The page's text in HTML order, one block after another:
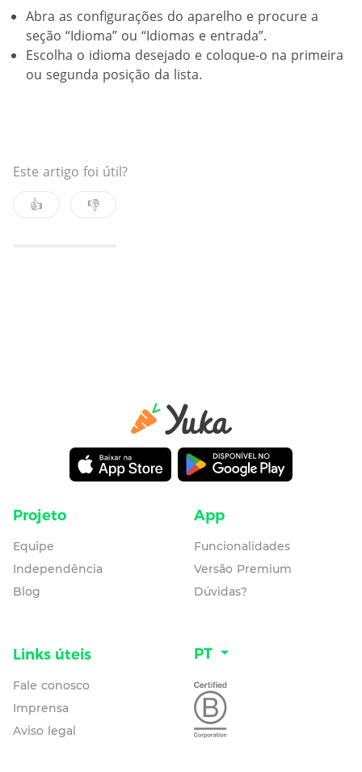
Abra as configurações do aparelho e procure a
seção “Idioma” ou “Idiomas e entrada”.
Escolha o idioma desejado e coloque-o na primeira
ou segunda posição da lista.
Este artigo foi útil?
👍
👎
Projeto
Equipe
Independência
Blog
App
Funcionalidades
Versão Premium
Dúvidas?
Links úteis
Fale conosco
Imprensa
Aviso legal
PT